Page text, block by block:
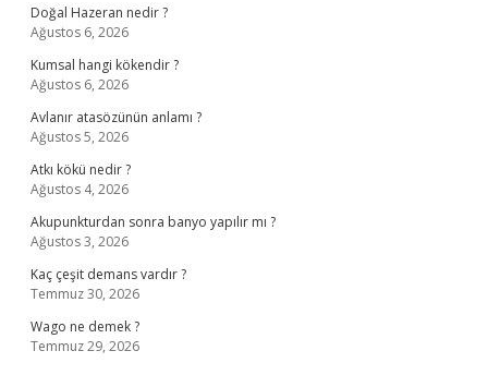
Doğal Hazeran nedir ?
Ağustos 6, 2026
Kumsal hangi kökendir ?
Ağustos 6, 2026
Avlanır atasözünün anlamı ?
Ağustos 5, 2026
Atkı kökü nedir ?
Ağustos 4, 2026
Akupunkturdan sonra banyo yapılır mı ?
Ağustos 3, 2026
Kaç çeşit demans vardır ?
Temmuz 30, 2026
Wago ne demek ?
Temmuz 29, 2026